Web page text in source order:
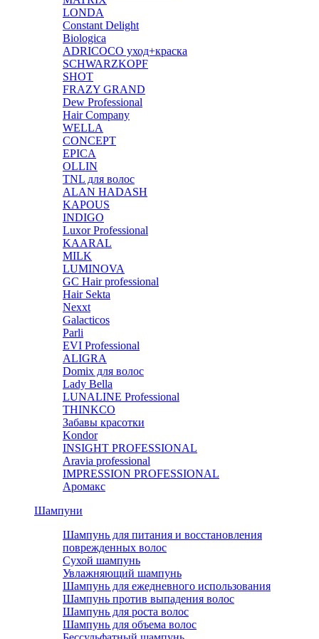
LONDA
Constant Delight
Biologica
ADRICOCO уход+краска
SCHWARZKOPF
SHOT
FRAZY GRAND
Dew Professional
Hair Company
WELLA
CONCEPT
EPICA
OLLIN
TNL для волос
ALAN HADASH
KAPOUS
INDIGO
Luxor Professional
KAARAL
MILK
LUMINOVA
GC Hair professional
Hair Sekta
Nexxt
Galacticos
Parli
EVI Professional
ALIGRA
Domix для волос
Lady Bella
LUNALINE Professional
THINKCO
Забавы красотки
Kondor
INSIGHT PROFESSIONAL
Aravia professional
IMPRESSION PROFESSIONAL
Аромакс
Шампуни
Шампунь для питания и восстановления
поврежденных волос
Сухой шампунь
Увлажняющий шампунь
Шампунь для ежедневного использования
Шампунь против выпадения волос
Шампунь для роста волос
Шампунь для объема волос